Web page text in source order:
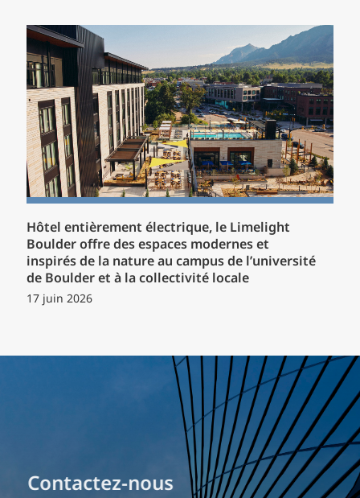
Hôtel entièrement électrique, le Limelight
Boulder offre des espaces modernes et
inspirés de la nature au campus de l’université
de Boulder et à la collectivité locale
17 juin 2026
Bâtissez votre carrière